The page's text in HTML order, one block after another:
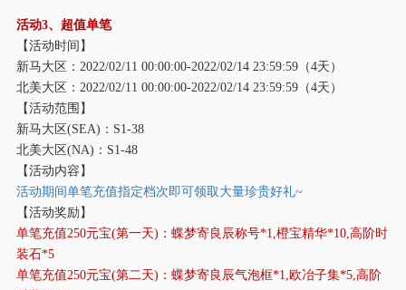
活动3、超值单笔
【活动时间】
新马大区： 2022/02/11 00:00:00-2022/02/14 23:59:59（4天）
北美大区： 2022/02/11 00:00:00-2022/02/14 23:59:59（4天）
【活动范围】
新马大区(SEA)：S1-38
北美大区(NA)：S1-48
【活动内容】
活动期间单笔充值指定档次即可领取大量珍贵好礼~
【活动奖励】
单笔充值250元宝(第一天)：蝶梦寄良辰称号*1,橙宝精华*10,高阶时
装石*5
单笔充值250元宝(第二天)：蝶梦寄良辰气泡框*1,欧冶子集*5,高阶